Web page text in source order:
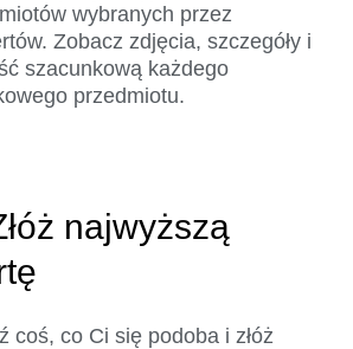
wybranych przez
Zobacz zdjęcia, szczegóły i
szacunkową każdego
przedmiotu.
najwyższą
coś, co Ci się podoba i złóż